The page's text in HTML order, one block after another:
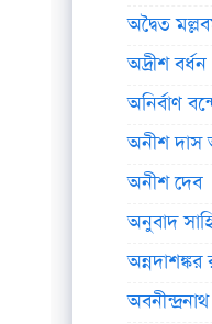
অদ্বৈত
অদ্রীশ বর্ধন
অনির্বাণ
অনীশ
অনীশ দেব
অনুবাদ
অন্নদাশঙ্কর